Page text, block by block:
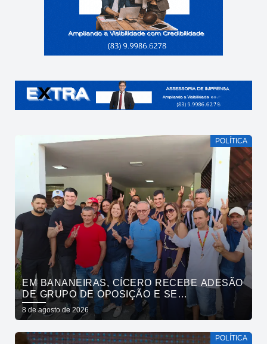
POLÍTICA
EM BANANEIRAS, CÍCERO RECEBE ADESÃO
DE GRUPO DE OPOSIÇÃO E SE
COMPROMETE COM ESGOTAMENTO
SANITÁRIO
8 de agosto de 2026
POLÍTICA